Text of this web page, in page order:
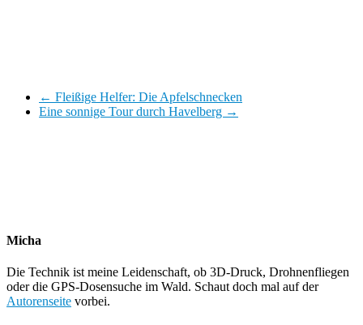
← Fleißige Helfer: Die Apfelschnecken
Eine sonnige Tour durch Havelberg →
Micha
Die Technik ist meine Leidenschaft, ob 3D-Druck, Drohnenfliegen
oder die GPS-Dosensuche im Wald. Schaut doch mal auf der
Autorenseite vorbei.